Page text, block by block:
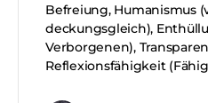
Befreiung, Humanismus
deckungsgleich),
Verborgenen),
Reflexionsfähigkeit